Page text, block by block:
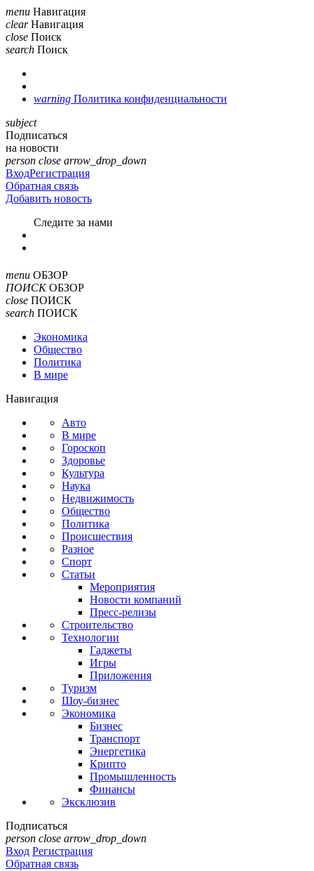
menu Навигация
clear Навигация
close Поиск
search Поиск
warning Политика конфиденциальности
subject
Подписаться
на новости
person close arrow_drop_down
ВходРегистрация
Обратная связь
Добавить новость
Cледите за нами
menu ОБЗОР
ПОИСК ОБЗОР
close ПОИСК
search ПОИСК
Экономика
Общество
Политика
В мире
Навигация
Авто
В мире
Гороскоп
Здоровье
Культура
Наука
Недвижимость
Общество
Политика
Происшествия
Разное
Спорт
Статьи
Мероприятия
Новости компаний
Пресс-релизы
Строительство
Технологии
Гаджеты
Игры
Приложения
Туризм
Шоу-бизнес
Экономика
Бизнес
Транспорт
Энергетика
Крипто
Промышленность
Финансы
Эксклюзив
Подписаться
person close arrow_drop_down
Вход Регистрация
Обратная связь